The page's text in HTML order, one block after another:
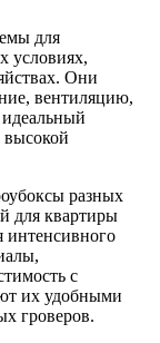
для
условиях,
Они
вентиляцию,
идеальный
высокой
разных
для квартиры
интенсивного
с
их удобными
гроверов.